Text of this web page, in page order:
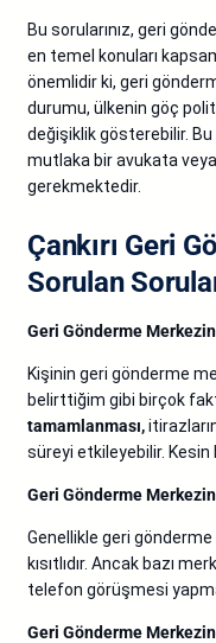
Bu sorularınız, geri
en temel konuları
önemlidir ki, geri
durumu, ülkenin göç
değişiklik gösterebilir.
mutlaka bir avukata
gerekmektedir.
Çankırı Geri
Sorulan
Geri Gönderme
Kişinin geri gönderme
belirttiğim gibi birçok
tamamlanması,
süreyi etkileyebilir.
Geri Gönderme
Genellikle geri
kısıtlıdır. Ancak bazı
telefon görüşmesi
Geri Gönderme